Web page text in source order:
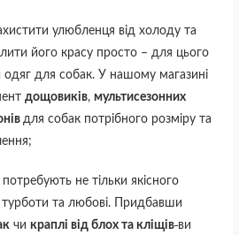
улюбленця від холоду та
його красу просто – для цього
одяг для собак. У нашому магазині
дощовиків,мультисезонних
для собак потрібного розміру та
не тільки якісного
турботи та любові. Придбавши
чикраплі від блох та кліщів ви